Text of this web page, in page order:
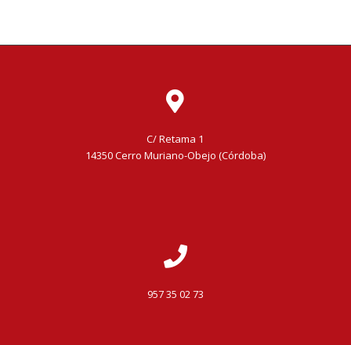
C/ Retama 1
14350 Cerro Muriano-Obejo (Córdoba)
957 35 02 73